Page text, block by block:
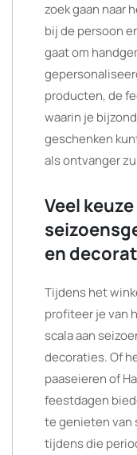
zoek gaan naar
bij de persoon
gaat om
producten, de
waarin je
geschenken
als ontvanger
Veel
en
Tijdens het
profiteer je van
scala aan
decoraties. Of
paaseieren of
feestdagen
te genieten van
tijdens die